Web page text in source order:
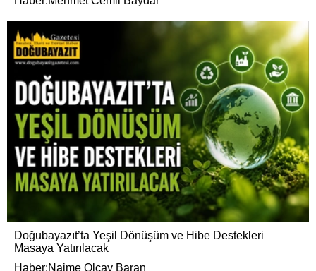
Doğubayazıt’ta Yeşil Dönüşüm ve Hibe Destekleri
Masaya Yatırılacak
Haber:Naime Olcay Baran